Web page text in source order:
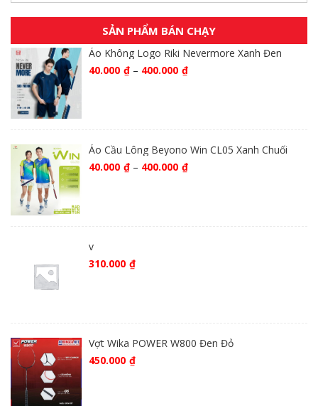
SẢN PHẨM BÁN CHẠY
Áo Không Logo Riki Nevermore Xanh Đen
40.000 ₫ – 400.000 ₫
Áo Cầu Lông Beyono Win CL05 Xanh Chuối
40.000 ₫ – 400.000 ₫
v
310.000 ₫
Vợt Wika POWER W800 Đen Đỏ
450.000 ₫